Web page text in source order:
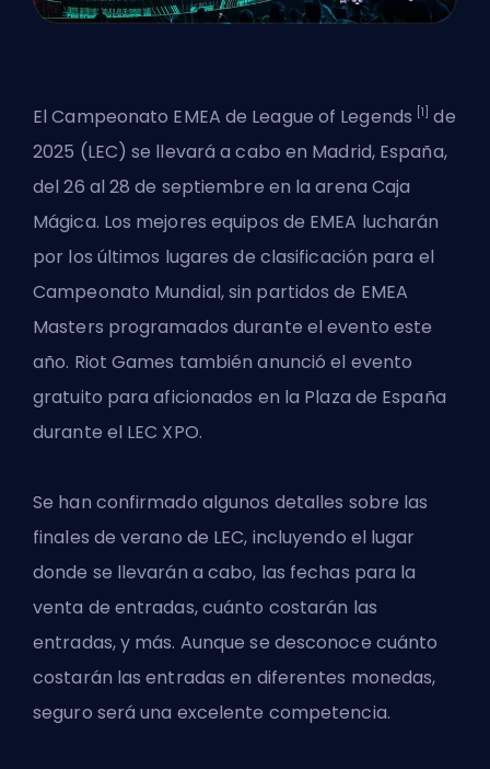
El Campeonato EMEA de League of Legends [1] de
2025 (LEC) se llevará a cabo en Madrid, España,
del 26 al 28 de septiembre en la arena Caja
Mágica. Los mejores equipos de EMEA lucharán
por los últimos lugares de clasificación para el
Campeonato Mundial, sin partidos de EMEA
Masters programados durante el evento este
año. Riot Games también anunció el evento
gratuito para aficionados en la Plaza de España
durante el LEC XPO.
Se han confirmado algunos detalles sobre las
finales de verano de LEC, incluyendo el lugar
donde se llevarán a cabo, las fechas para la
venta de entradas, cuánto costarán las
entradas, y más. Aunque se desconoce cuánto
costarán las entradas en diferentes monedas,
seguro será una excelente competencia.